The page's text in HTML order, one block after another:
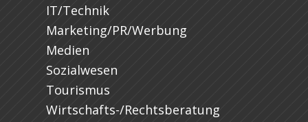
IT/Technik
Marketing/PR/Werbung
Medien
Sozialwesen
Tourismus
Wirtschafts-/Rechtsberatung